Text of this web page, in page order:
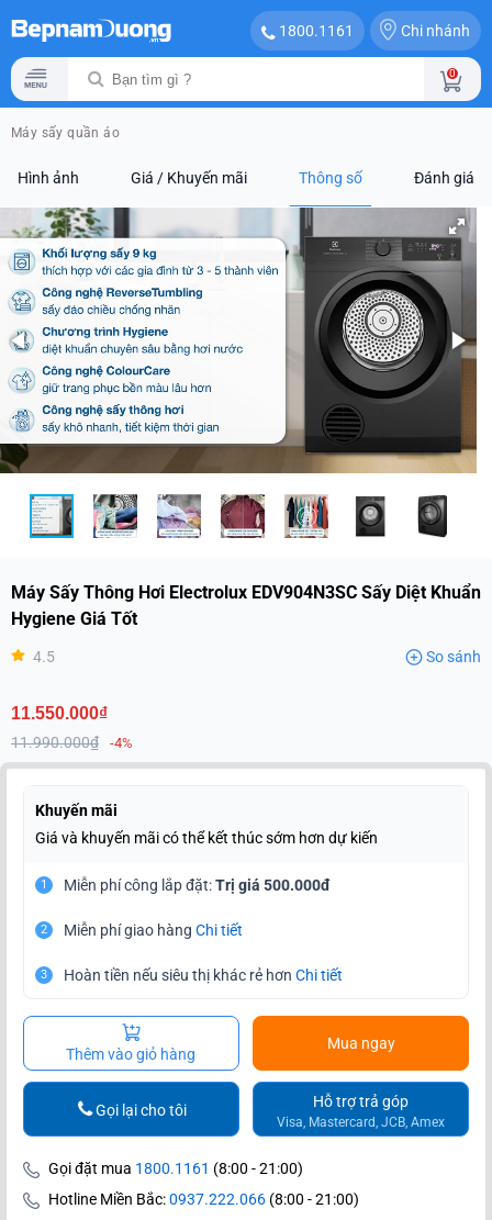
1800.1161 Chi nhánh
0
Máy sấy quần áo
Hình ảnh Giá / Khuyến mãi Thông số Đánh giá
Máy Sấy Thông Hơi Electrolux EDV904N3SC Sấy Diệt Khuẩn
Hygiene Giá Tốt
4.5 So sánh
11.550.000₫
11.990.000₫ -4%
Khuyến mãi
Giá và khuyến mãi có thể kết thúc sớm hơn dự kiến
1 Miễn phí công lắp đặt:Trị giá 500.000đ
2 Miễn phí giao hàng Chi tiết
3 Hoàn tiền nếu siêu thị khác rẻ hơn Chi tiết
Thêm vào giỏ hàng
Mua ngay
Hỗ trợ trả góp
Visa, Mastercard, JCB, Amex
Gọi lại cho tôi
Gọi đặt mua 1800.1161 (8:00 - 21:00)
Hotline Miền Bắc:0937.222.066 (8:00 - 21:00)